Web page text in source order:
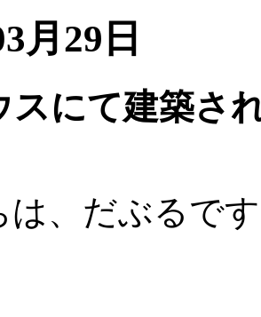
月29日
スにて建築さ
は、だぶるで